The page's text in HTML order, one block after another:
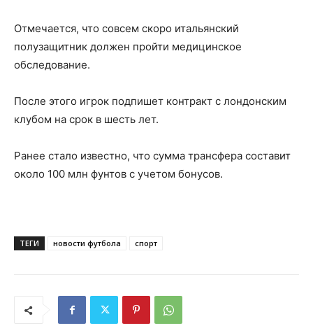
Отмечается, что совсем скоро итальянский
полузащитник должен пройти медицинское
обследование.
После этого игрок подпишет контракт с лондонским
клубом на срок в шесть лет.
Ранее стало известно, что сумма трансфера составит
около 100 млн фунтов с учетом бонусов.
ТЕГИ новости футбола спорт